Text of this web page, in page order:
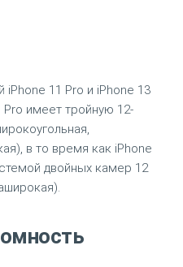
11 Pro и iPhone 13
Pro имеет тройную 12-
в то время как iPhone
двойных камер 12